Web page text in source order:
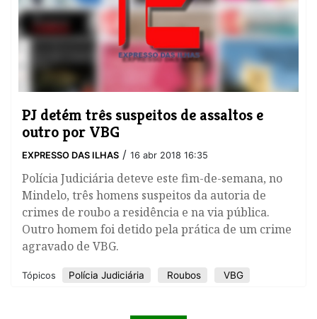
PJ detém três suspeitos de assaltos e
outro por VBG
EXPRESSO DAS ILHAS / 16 abr 2018 16:35
Polícia Judiciária deteve este fim-de-semana, no
Mindelo, três homens suspeitos da autoria de
crimes de roubo a residência e na via pública.
Outro homem foi detido pela prática de um crime
agravado de VBG.
Tópicos Polícia Judiciária Roubos VBG